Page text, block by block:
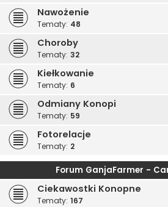
Nawożenie
Tematy: 48
Choroby
Tematy: 32
Kiełkowanie
Tematy: 6
Odmiany Konopi
Tematy: 59
Fotorelacje
Tematy: 2
Forum GanjaFarmer -
Ciekawostki Konopne
Tematy: 167